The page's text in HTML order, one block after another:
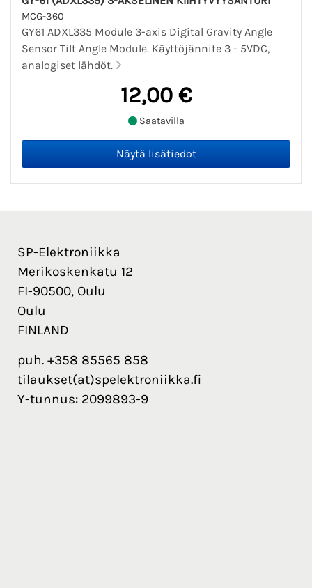
MCG-360
GY61 ADXL335 Module 3-axis Digital Gravity Angle
Sensor Tilt Angle Module. Käyttöjännite 3 - 5VDC,
analogiset lähdöt.
12,00 €
Saatavilla
SP-Elektroniikka
Merikoskenkatu 12
FI-90500, Oulu
Oulu
FINLAND
puh. +358 85565 858
tilaukset(at)spelektroniikka.fi
Y-tunnus: 2099893-9